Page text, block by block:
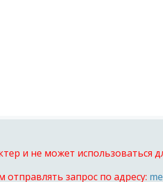
и не может использоваться
отправлять запрос по адресу: